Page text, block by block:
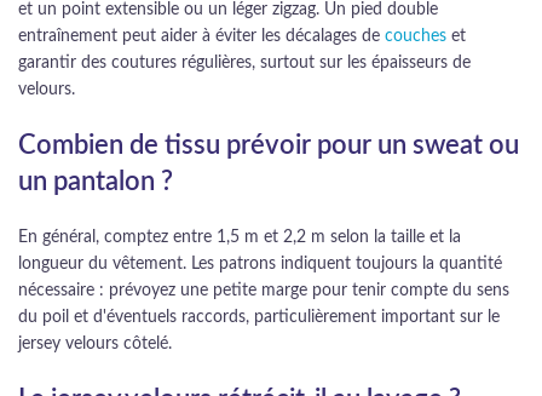
et un point extensible ou un léger zigzag. Un pied double
entraînement peut aider à éviter les décalages de couches et
garantir des coutures régulières, surtout sur les épaisseurs de
velours.
Combien de tissu prévoir pour un sweat ou
un pantalon ?
En général, comptez entre 1,5 m et 2,2 m selon la taille et la
longueur du vêtement. Les patrons indiquent toujours la quantité
nécessaire : prévoyez une petite marge pour tenir compte du sens
du poil et d'éventuels raccords, particulièrement important sur le
jersey velours côtelé.